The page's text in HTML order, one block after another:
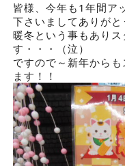
皆様、今年も1年間ア
下さいましてありが
暖冬という事もあり
す・・・（泣）
ですので～新年から
ます！！